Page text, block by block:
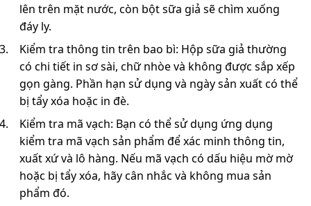
lên trên mặt nước, còn bột sữa giả sẽ chìm xuống
đáy ly.
Kiểm tra thông tin trên bao bì: Hộp sữa giả thường
có chi tiết in sơ sài, chữ nhòe và không được sắp xếp
gọn gàng. Phần hạn sử dụng và ngày sản xuất có thể
bị tẩy xóa hoặc in đè.
Kiểm tra mã vạch: Bạn có thể sử dụng ứng dụng
kiểm tra mã vạch sản phẩm để xác minh thông tin,
xuất xứ và lô hàng. Nếu mã vạch có dấu hiệu mờ mờ
hoặc bị tẩy xóa, hãy cân nhắc và không mua sản
phẩm đó.